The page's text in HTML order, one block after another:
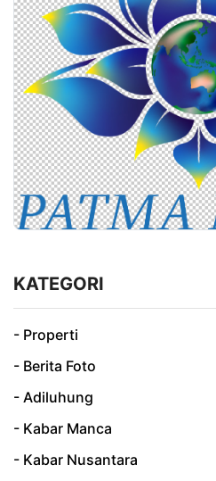
KATEGORI
- Properti
- Berita Foto
- Adiluhung
- Kabar Manca
- Kabar Nusantara